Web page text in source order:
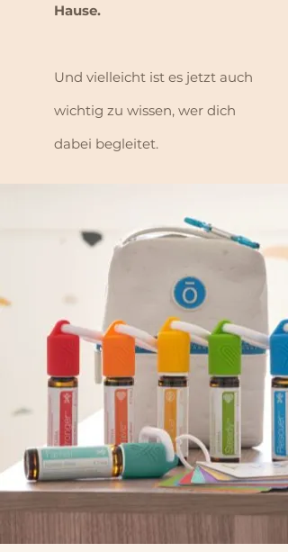
Hause.
Und vielleicht ist es jetzt auch
wichtig zu wissen, wer dich
dabei begleitet.